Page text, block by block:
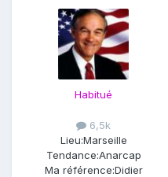
Habitué
6,5k
Lieu:Marseille
Tendance:Anarcap
Ma référence:Didier